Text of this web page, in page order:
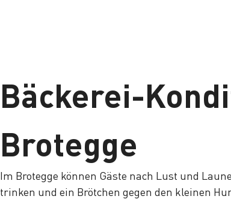
Bäckerei-
Brotegge
Im Brotegge können Gäste nach Lust und
trinken und ein Brötchen gegen den kleinen